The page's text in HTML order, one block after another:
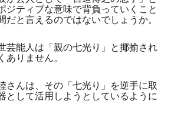
ジティブな意味で背負っていくこと
だと言えるのではないでしょうか。
芸能人は「親の七光り」と揶揄され
ありません。
さんは、その「七光り」を逆手に取
として活用しようとしているように